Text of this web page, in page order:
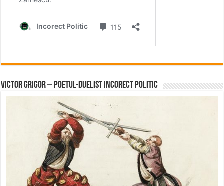
Victor Grigor – Poetul-Duelist Incorect Politic